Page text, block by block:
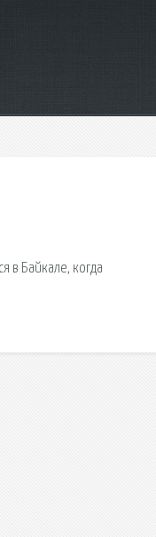
в Байкале, когда